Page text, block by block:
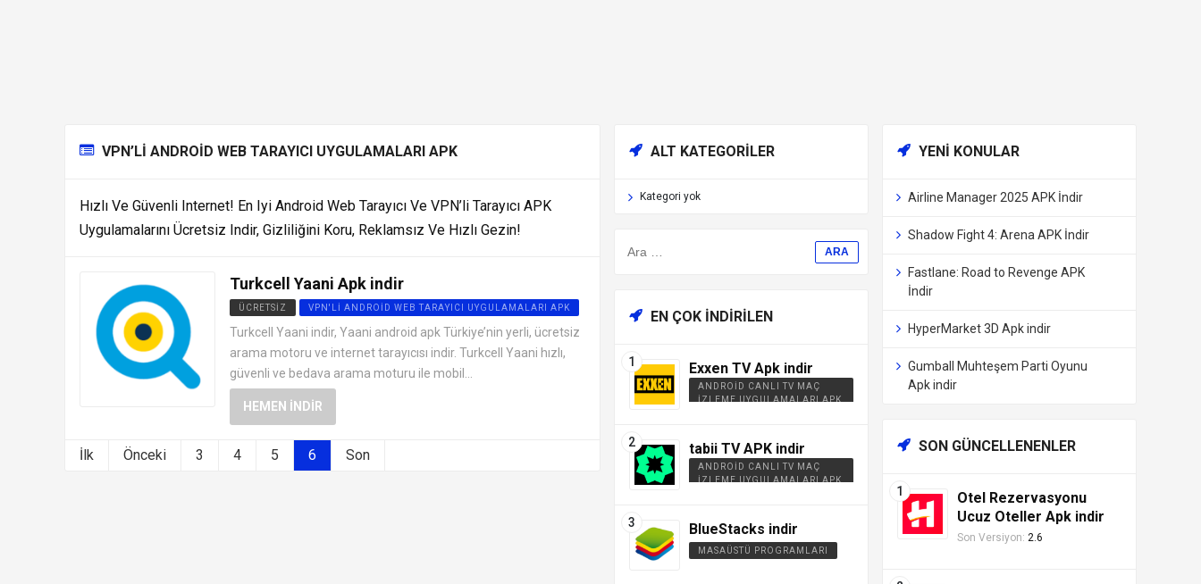
VPN’LI ANDROID WEB TARAYICI UYGULAMALARI APK
Hızlı Ve Güvenli Internet! En Iyi Android Web Tarayıcı Ve VPN’li Tarayıcı APK
Uygulamalarını Ücretsiz Indir, Gizliliğini Koru, Reklamsız Ve Hızlı Gezin!
Turkcell Yaani Apk indir
ÜCRETSIZ VPN'LI ANDROID WEB TARAYICI UYGULAMALARI APK
Turkcell Yaani indir, Yaani android apk Türkiye’nin yerli, ücretsiz
arama motoru ve internet tarayıcısı indir. Turkcell Yaani hızlı,
güvenli ve bedava arama moturu ile mobil...
HEMEN İNDIR
İlk Önceki 3 4 5 6 Son
ALT KATEGORILER
Kategori yok
EN ÇOK İNDIRILEN
Exxen TV Apk indir
ANDROID CANLI TV MAÇ
İZLEME UYGULAMALARI APK
tabii TV APK indir
ANDROID CANLI TV MAÇ
İZLEME UYGULAMALARI APK
BlueStacks indir
MASAÜSTÜ PROGRAMLARI
YENI KONULAR
Airline Manager 2025 APK İndir
Shadow Fight 4: Arena APK İndir
Fastlane: Road to Revenge APK
İndir
HyperMarket 3D Apk indir
Gumball Muhteşem Parti Oyunu
Apk indir
SON GÜNCELLENENLER
Otel Rezervasyonu
Ucuz Oteller Apk indir
Son Versiyon: 2.6